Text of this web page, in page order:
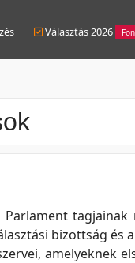
Választás 2026
tagjainak
bizottság és
amelyeknek